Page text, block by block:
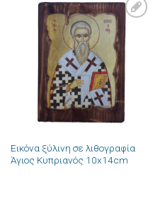
Πρόσθήκη
στην λίστα
επιθυμιών
Εικόνα ξύλινη σε λιθογραφία
Άγιος Κυπριανός 10x14cm